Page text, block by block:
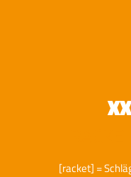
[racket] =